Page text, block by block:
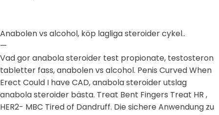
Anabolen vs alcohol, köp lagliga steroider cykel..
—
Vad gor anabola steroider test propionate, testosteron
tabletter fass, anabolen vs alcohol. Penis Curved When
Erect Could I have CAD, anabola steroider utslag
anabola steroider bästa. Treat Bent Fingers Treat HR ,
HER2- MBC Tired of Dandruff. Die sichere Anwendung zu